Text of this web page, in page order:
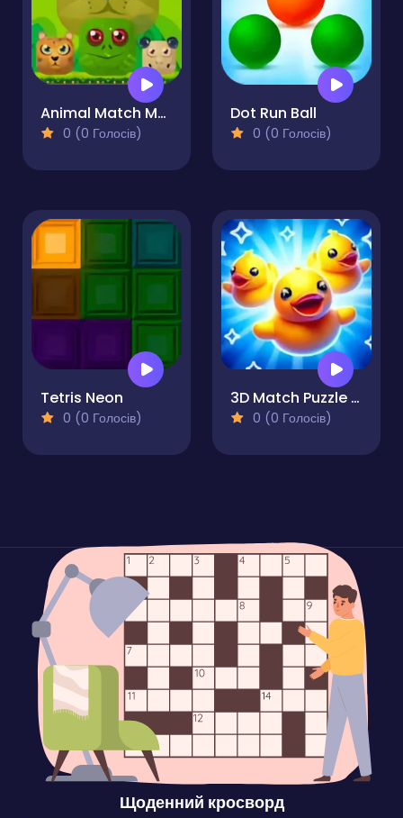
Animal Match Master
0 (0 Голосів)
Dot Run Ball
0 (0 Голосів)
Tetris Neon
0 (0 Голосів)
3D Match Puzzle Mania
0 (0 Голосів)
Щоденний кросворд